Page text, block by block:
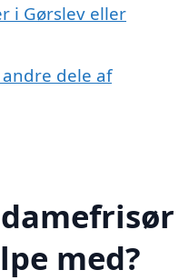
i Gørslev eller
dele af
med?